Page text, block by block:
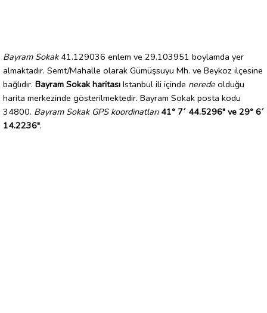
Bayram Sokak41.129036 enlem ve 29.103951 boylamda yer
almaktadır. Semt/Mahalle olarak Gümüşsuyu Mh. ve Beykoz ilçesine
bağlıdır. Bayram Sokak haritası Istanbul ili içinde nerede olduğu
harita merkezinde gösterilmektedir. Bayram Sokak posta kodu
34800. Bayram Sokak GPS koordinatları 41° 7´ 44.5296" ve 29° 6´
14.2236".